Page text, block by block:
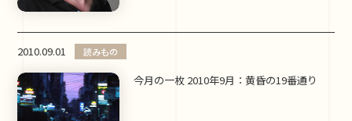
2010.09.01 読みもの
今月の一枚 2010年9月：黄昏の19番通り